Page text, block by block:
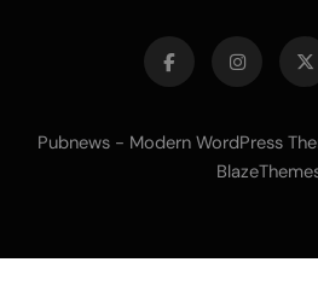
Pubnews - Modern WordPress